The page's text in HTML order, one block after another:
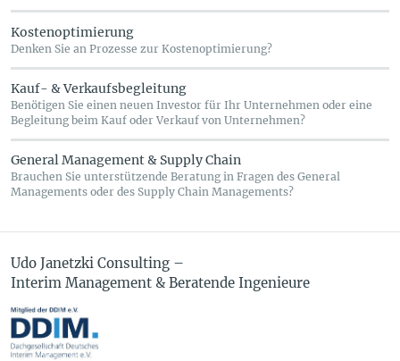
Kostenoptimierung
Denken Sie an Prozesse zur Kostenoptimierung?
Kauf- & Verkaufsbegleitung
Benötigen Sie einen neuen Investor für Ihr Unternehmen oder eine
Begleitung beim Kauf oder Verkauf von Unternehmen?
General Management & Supply Chain
Brauchen Sie unterstützende Beratung in Fragen des General
Managements oder des Supply Chain Managements?
Udo Janetzki Consulting –
Interim Management & Beratende Ingenieure